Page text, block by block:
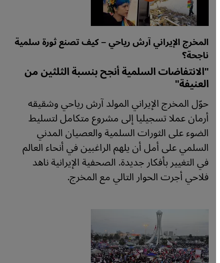
المخرج الإيراني آرش رياحي – كيف تصنع ثورة سلمية
ناجحة؟
"الانتفاضات السلمية أنجح بنسبة الثلثين من
العنيفة"
حوّل المخرج الإيراني المولد آرش رياحي وشقيقه
أرمان عملا تسجيليا إلى مشروع متكامل لتسليط
الضوء على الثورات السلمية والعصيان المدني
السلمي على أمل أن يلهم الراغبين في أنحاء العالم
في التغيير بأفكار جديدة. الصحفية الإيرانية ناهد
فلاحي أجرت الحوار التالي مع المخرج.